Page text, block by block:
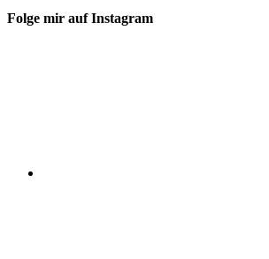
Folge mir auf Instagram